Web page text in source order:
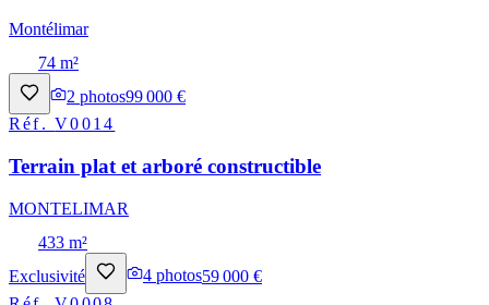
Montélimar
74 m²
2 photos99 000 €
Réf.V0014
Terrain plat et arboré constructible
MONTELIMAR
433 m²
Exclusivité
4 photos59 000 €